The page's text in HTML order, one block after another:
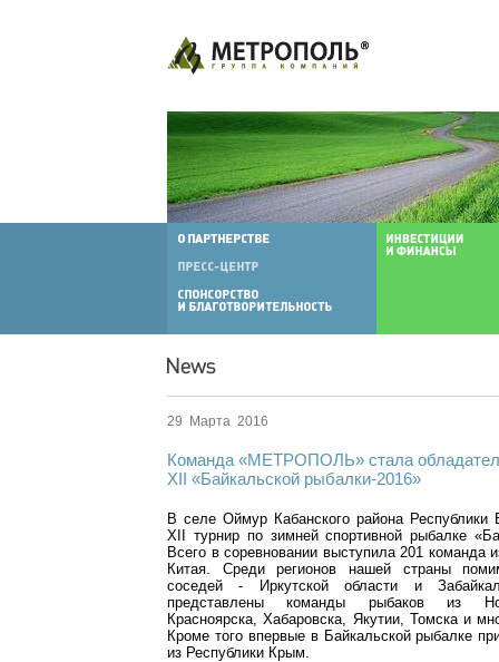
29 Марта 2016
Команда «МЕТРОПОЛЬ» стала
XII «Байкальской рыбалки-2016»
В селе Оймур Кабанского района Республики
XII турнир по зимней спортивной рыбалке
Всего в соревновании выступила 201 команда
Китая. Среди регионов нашей страны
соседей - Иркутской области и
представлены команды рыбаков из
Красноярска, Хабаровска, Якутии, Томска и
Кроме того впервые в Байкальской рыбалке
из Республики Крым.